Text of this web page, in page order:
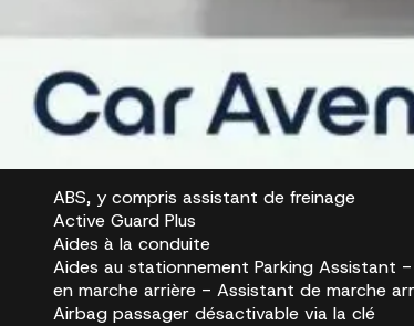
Vitrage calorifuge
Volant Sport M gainé cuir
ABS, y compris assistant de freinage
Active Guard Plus
Aides à la conduite
Aides au stationnement Parking Assistant
en marche arrière - Assistant de marche
Airbag passager désactivable via la clé